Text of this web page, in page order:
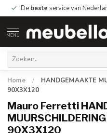
De beste service van
MENU
Home /
HANDGEMAAKTE
90X3X120
Mauro Ferretti
90X3X120